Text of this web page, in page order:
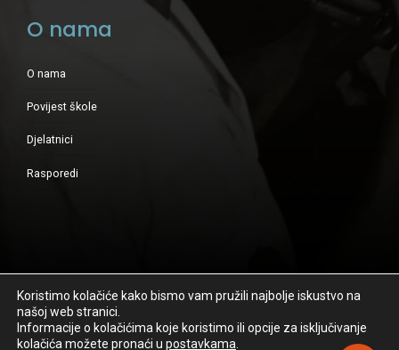
O nama
O nama
Povijest škole
Djelatnici
Rasporedi
Sva prava pridržana - Osnovna glazbena škola Ivana Zajca -
Zagreb
Koristimo kolačiće kako bismo vam pružili najbolje iskustvo na
našoj web stranici.
Informacije o kolačićima koje koristimo ili opcije za isključivanje
kolačića možete pronaći u postavkama